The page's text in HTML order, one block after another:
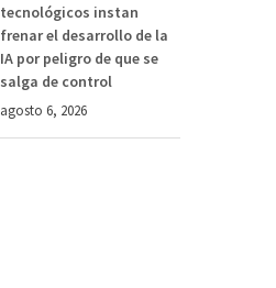
tecnológicos instan
frenar el desarrollo de la
IA por peligro de que se
salga de control
agosto 6, 2026